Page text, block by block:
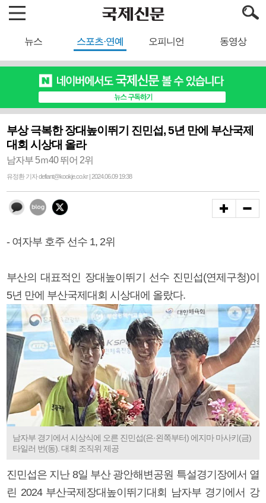
뉴스 스포츠·연예 오피니언 동영상
부상 극복한 장대높이뛰기 진민섭, 5년 만에 부산국제
대회 시상대 올라
남자부 5ｍ40 뛰어 2위
유정환 기자 defiant@kookje.co.kr | 2024.06.09 19:38
- 여자부 호주 선수 1, 2위
부산의 대표적인 장대높이뛰기 선수 진민섭(연제구청)이
5년 만에 부산국제대회 시상대에 올랐다.
남자부 경기에서 시상식에 오른 진민섭(은·왼쪽부터) 에지마 마사키(금)
타일러 번(동). 대회 조직위 제공
진민섭은 지난 8일 부산 광안해변공원 특설경기장에서 열
린 2024 부산국제장대높이뛰기대회 남자부 경기에서 강